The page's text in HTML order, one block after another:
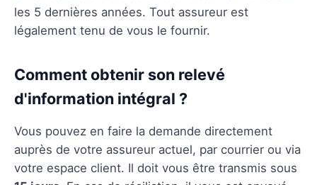
les 5 dernières années. Tout assureur est
légalement tenu de vous le fournir.
Comment obtenir son relevé
d'information intégral ?
Vous pouvez en faire la demande directement
auprès de votre assureur actuel, par courrier ou via
votre espace client. Il doit vous être transmis sous